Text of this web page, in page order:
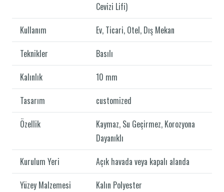
Cevizi Lifi)
Kullanım
Ev, Ticari, Otel, Dış Mekan
Teknikler
Basılı
Kalınlık
10 mm
Tasarım
customized
Özellik
Kaymaz, Su Geçirmez, Korozyona
Dayanıklı
Kurulum Yeri
Açık havada veya kapalı alanda
Yüzey Malzemesi
Kalın Polyester